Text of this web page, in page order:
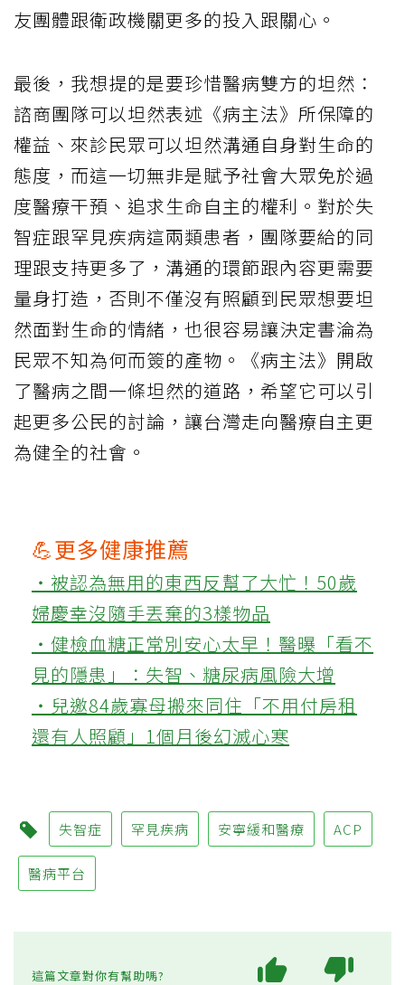
友團體跟衛政機關更多的投入跟關心。
最後，我想提的是要珍惜醫病雙方的坦然：
諮商團隊可以坦然表述《病主法》所保障的
權益、來診民眾可以坦然溝通自身對生命的
態度，而這一切無非是賦予社會大眾免於過
度醫療干預、追求生命自主的權利。對於失
智症跟罕見疾病這兩類患者，團隊要給的同
理跟支持更多了，溝通的環節跟內容更需要
量身打造，否則不僅沒有照顧到民眾想要坦
然面對生命的情緒，也很容易讓決定書淪為
民眾不知為何而簽的產物。《病主法》開啟
了醫病之間一條坦然的道路，希望它可以引
起更多公民的討論，讓台灣走向醫療自主更
為健全的社會。
💪更多健康推薦
‧被認為無用的東西反幫了大忙！50歲
婦慶幸沒隨手丟棄的3樣物品
‧健檢血糖正常別安心太早！醫曝「看不
見的隱患」：失智、糖尿病風險大增
‧兒邀84歲寡母搬來同住「不用付房租
還有人照顧」1個月後幻滅心寒
失智症 罕見疾病 安寧緩和醫療 ACP
醫病平台
這篇文章對你有幫助嗎?